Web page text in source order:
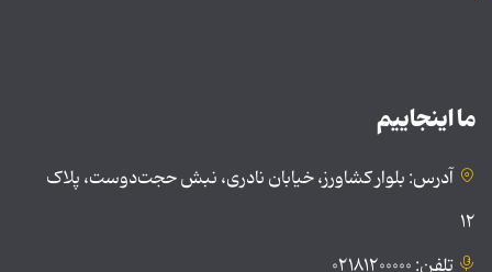
ما اینجاییم
آدرس: بلوار کشاورز، خیابان نادری، نبش حجت‌دوست، پلاک
۱۲